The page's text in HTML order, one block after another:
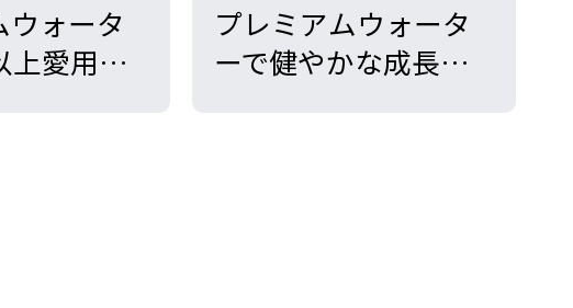
ウォータ
上愛用！
プレミアムウォータ
ーで健やかな成長